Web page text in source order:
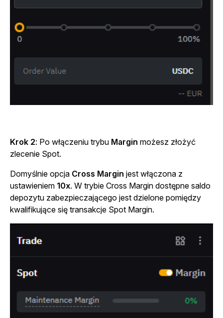
Krok 2: Po włączeniu trybu Margin możesz złożyć
zlecenie Spot.
Domyślnie opcja Cross Margin jest włączona z
ustawieniem 10x. W trybie Cross Margin dostępne saldo
depozytu zabezpieczającego jest dzielone pomiędzy
kwalifikujące się transakcje Spot Margin.